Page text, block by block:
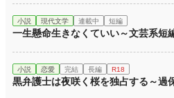
小説 現代文学 連載中 短編
一生懸命生きなくていい～文芸系短
小説 恋愛 完結 長編 R18
黒弁護士は夜咲く桜を独占する～過